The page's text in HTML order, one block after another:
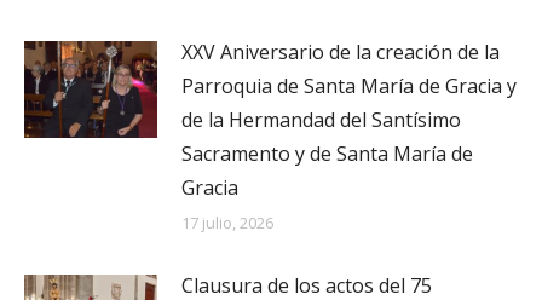
XXV Aniversario de la creación de la
Parroquia de Santa María de Gracia y
de la Hermandad del Santísimo
Sacramento y de Santa María de
Gracia
17 julio, 2026
Clausura de los actos del 75